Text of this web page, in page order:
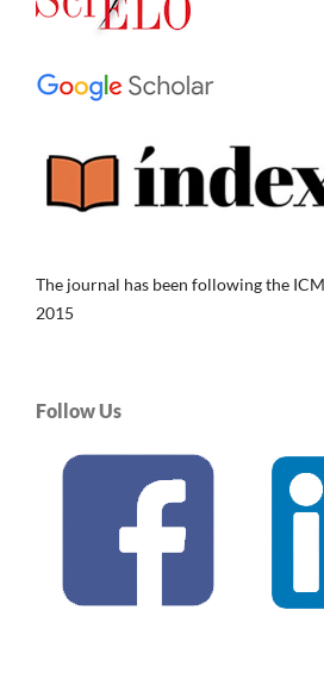
The journal has been following the
2015
Follow Us